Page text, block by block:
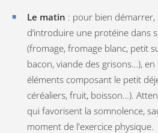
Le matin : pour bien démarrer,
d’introduire une protéine dans
(fromage, fromage blanc, petit
bacon, viande des grisons…),
éléments composant le petit
céréaliers, fruit, boisson…).
qui favorisent la somnolence,
moment de l'exercice physique.